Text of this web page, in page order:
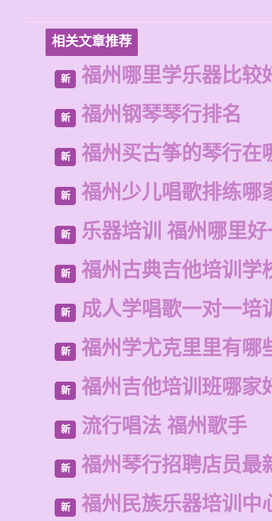
相关文章推荐
新 福州哪里学乐器比较
新 福州钢琴琴行排名
新 福州买古筝的琴行在
新 福州少儿唱歌排练哪
新 乐器培训 福州哪里
新 福州古典吉他培训学
新 成人学唱歌一对一培
新 福州学尤克里里有哪
新 福州吉他培训班哪家
新 流行唱法 福州歌手
新 福州琴行招聘店员最
新 福州民族乐器培训中